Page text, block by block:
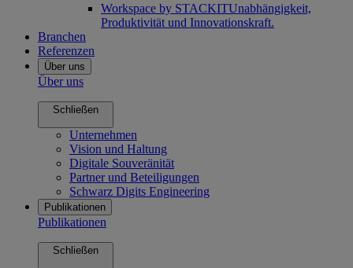
Workspace by STACKITUnabhängigkeit,
Produktivität und Innovationskraft.
Branchen
Referenzen
Über uns
Über uns
Schließen
Unternehmen
Vision und Haltung
Digitale Souveränität
Partner und Beteiligungen
Schwarz Digits Engineering
Publikationen
Publikationen
Schließen